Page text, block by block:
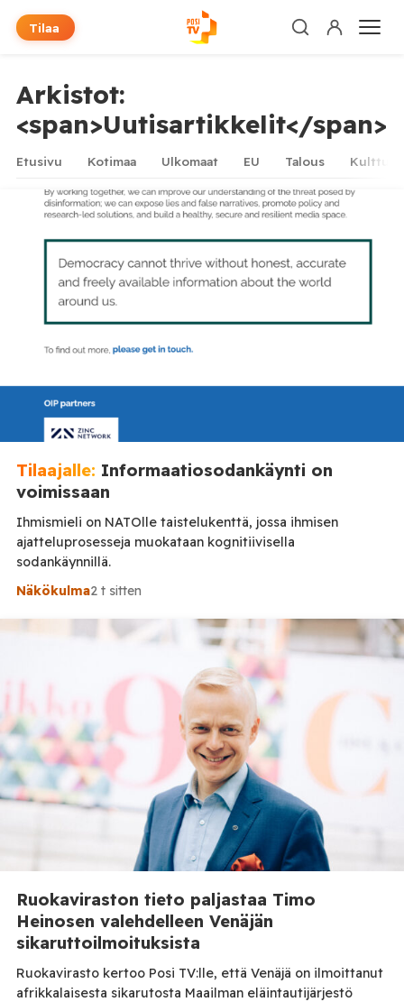
Tilaa
Arkistot:
<span>Uutisartikkelit</span>
Etusivu Kotimaa Ulkomaat EU Talous
Tilaajalle: Informaatiosodankäynti on
voimissaan
Ihmismieli on NATOlle taistelukenttä, jossa ihmisen
ajatteluprosesseja muokataan kognitiivisella
sodankäynnillä.
Näkökulma2 t sitten
Ruokaviraston tieto paljastaa Timo
Heinosen valehdelleen Venäjän
sikaruttoilmoituksista
Ruokavirasto kertoo Posi TV:lle, että Venäjä on ilmoittanut
afrikkalaisesta sikarutosta Maailman eläintautijärjestö